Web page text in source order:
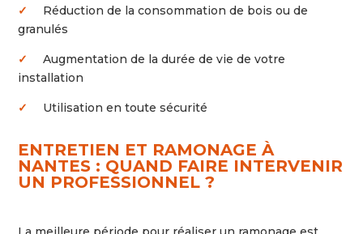
✓
Réduction de la consommation de bois ou de
granulés
✓
Augmentation de la durée de vie de votre
installation
✓ Utilisation en toute sécurité
ENTRETIEN ET RAMONAGE À
NANTES : QUAND FAIRE INTERVENIR
UN PROFESSIONNEL ?